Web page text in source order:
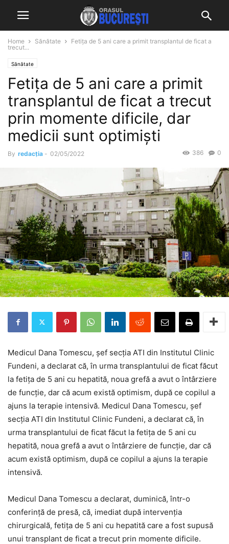
Home Sănătate
Fetiţa de 5 ani care a primit transplantul de ficat a
trecut...
Sănătate
Fetiţa de 5 ani care a primit
transplantul de ficat a trecut
prin momente dificile, dar
medicii sunt optimişti
By redacția - 02/05/2022 0
386
Medicul Dana Tomescu, şef secţia ATI din Institutul Clinic
Fundeni, a declarat că, în urma transplantului de ficat făcut
la fetiţa de 5 ani cu hepatită, noua grefă a avut o întârziere
de funcţie, dar că acum există optimism, după ce copilul a
ajuns la terapie intensivă. Medicul Dana Tomescu, şef
secţia ATI din Institutul Clinic Fundeni, a declarat că, în
urma transplantului de ficat făcut la fetiţa de 5 ani cu
hepatită, noua grefă a avut o întârziere de funcţie, dar că
acum există optimism, după ce copilul a ajuns la terapie
intensivă.
Medicul Dana Tomescu a declarat, duminică, într-o
conferinţă de presă, că, imediat după intervenţia
chirurgicală, fetiţa de 5 ani cu hepatită care a fost supusă
unui transplant de ficat a trecut prin momente dificile.